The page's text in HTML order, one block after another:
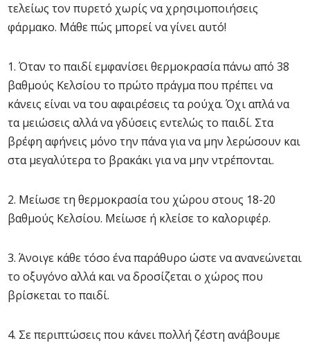
τελείως τον πυρετό χωρίς να χρησιμοποιήσεις
φάρμακο. Μάθε πώς μπορεί να γίνει αυτό!
1. Όταν το παιδί εμφανίσει θερμοκρασία πάνω από 38
βαθμούς Κελσίου το πρώτο πράγμα που πρέπει να
κάνεις είναι να του αφαιρέσεις τα ρούχα. Όχι απλά να
τα μειώσεις αλλά να γδύσεις εντελώς το παιδί. Στα
βρέφη αφήνεις μόνο την πάνα για να μην λερώσουν και
στα μεγαλύτερα το βρακάκι για να μην ντρέπονται.
2. Μείωσε τη θερμοκρασία του χώρου στους 18-20
βαθμούς Κελσίου. Μείωσε ή κλείσε το καλοριφέρ.
3. Άνοιγε κάθε τόσο ένα παράθυρο ώστε να ανανεώνεται
το οξυγόνο αλλά και να δροσίζεται ο χώρος που
βρίσκεται το παιδί.
4. Σε περιπτώσεις που κάνει πολλή ζέστη ανάβουμε